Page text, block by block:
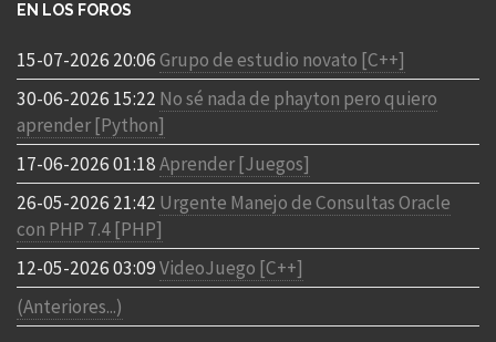
EN LOS FOROS
15-07-2026 20:06Grupo de estudio novato [C++]
30-06-2026 15:22 No sé nada de phayton pero quiero
aprender [Python]
17-06-2026 01:18Aprender [Juegos]
26-05-2026 21:42 Urgente Manejo de Consultas Oracle
con PHP 7.4 [PHP]
12-05-2026 03:09VideoJuego [C++]
(Anteriores...)